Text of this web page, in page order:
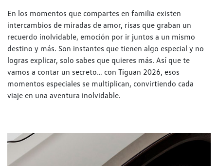
En los momentos que compartes en familia existen
intercambios de miradas de amor, risas que graban un
recuerdo inolvidable, emoción por ir juntos a un mismo
destino y más. Son instantes que tienen algo especial y no
logras explicar, solo sabes que quieres más. Así que te
vamos a contar un secreto… con Tiguan 2026, esos
momentos especiales se multiplican, convirtiendo cada
viaje en una aventura inolvidable.